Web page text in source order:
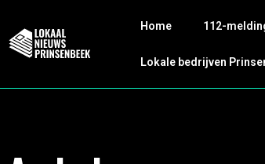
Home 112-
Lokale bedrijven